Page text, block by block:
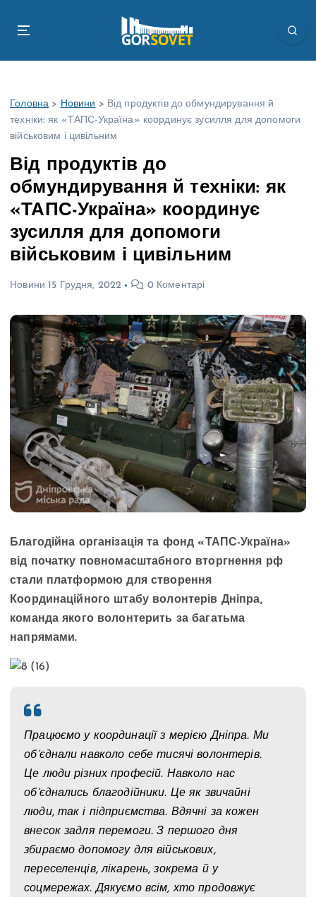
Головна > Новини > Від продуктів до обмундирування й
техніки: як «ТАПС-Україна» координує зусилля для допомоги
військовим і цивільним
Від продуктів до
обмундирування й техніки: як
«ТАПС-Україна» координує
зусилля для допомоги
військовим і цивільним
Новини 15 Грудня, 2022 0 Коментарі
Благодійна організація та фонд «ТАПС-Україна»
від початку повномасштабного вторгнення рф
стали платформою для створення
Координаційного штабу волонтерів Дніпра,
команда якого волонтерить за багатьма
напрямами.
Працюємо у координації з мерією Дніпра. Ми
об’єднали навколо себе тисячі волонтерів.
Це люди різних професій. Навколо нас
об’єднались благодійники. Це як звичайні
люди, так і підприємства. Вдячні за кожен
внесок задля перемоги. З першого дня
збираємо допомогу для військових,
переселенців, лікарень, зокрема й у
соцмережах. Дякуємо всім, хто продовжує